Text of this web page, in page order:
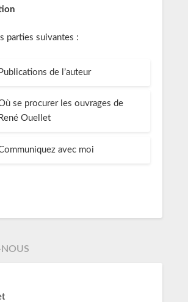
parties suivantes :
Publications de l’auteur
se procurer les ouvrages de
René Ouellet
avec moi